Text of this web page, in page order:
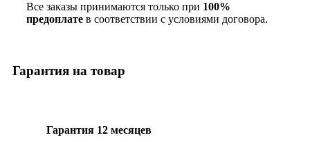
Все заказы принимаются только при 100%
предоплате в соответствии с условиями договора.
Гарантия на товар
Гарантия 12 месяцев